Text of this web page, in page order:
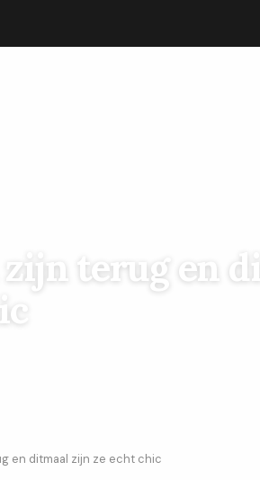
zijn terug en
en ditmaal zijn ze echt chic